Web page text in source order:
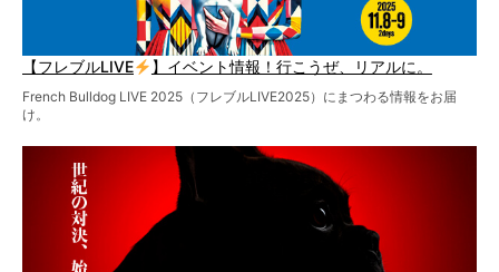
【フレブルLIVE 】イベント情報！行こうぜ、リアルに。
French Bulldog LIVE 2025（フレブルLIVE2025）にまつわる情報をお届
け。